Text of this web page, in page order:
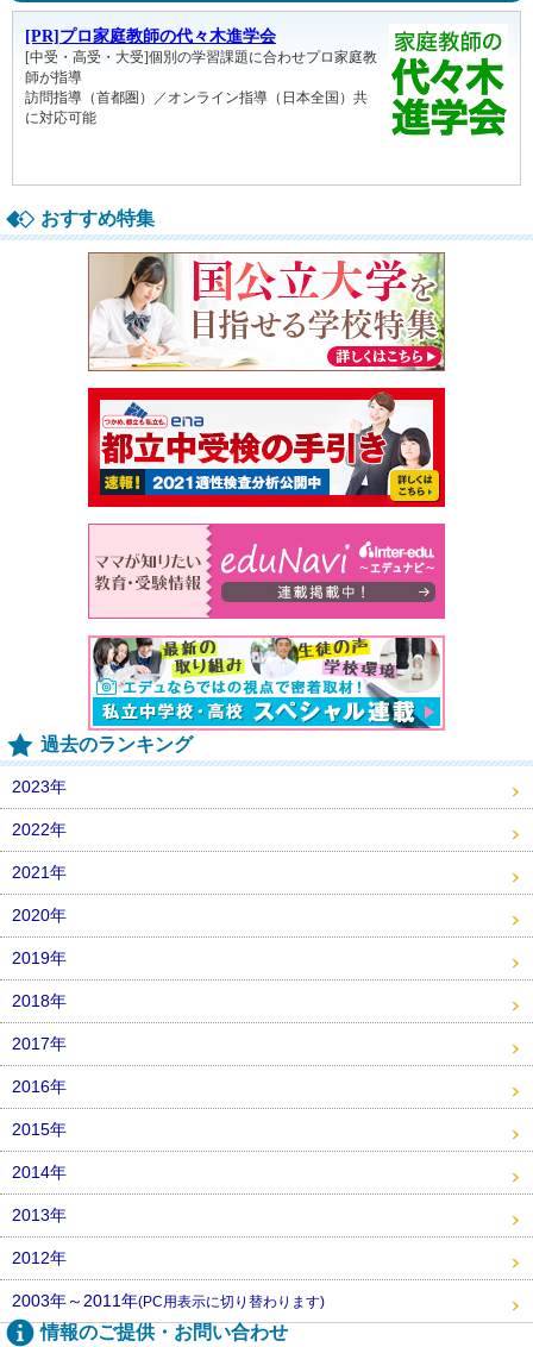
おすすめ特集
過去のランキング
2023年
2022年
2021年
2020年
2019年
2018年
2017年
2016年
2015年
2014年
2013年
2012年
2003年～2011年(PC用表示に切り替わります)
情報のご提供・お問い合わせ